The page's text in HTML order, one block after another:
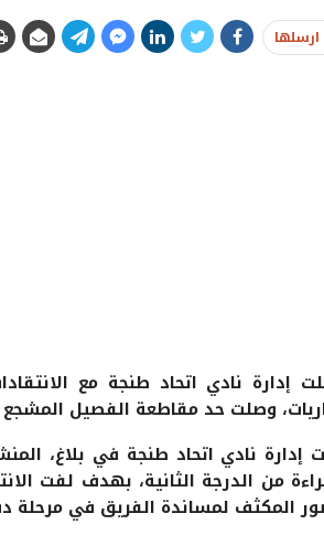
ارسلها
إدارة نادي اتحاد طنجة مع
وصلت حد مقاطعة الفصيل المشجع
إدارة نادي اتحاد طنجة في بلاغ،
من الدرجة الثانية، بهدف لفت
المكثف لمساندة الفريق في